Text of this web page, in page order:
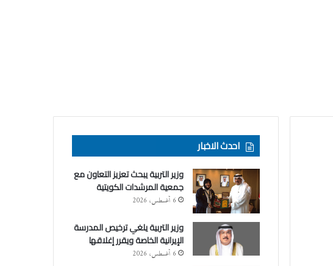
احدث الاخبار
وزير التربية يبحث تعزيز التعاون مع
جمعية المرشدات الكويتية
6 أغسطس، 2026
وزير التربية يلغي ترخيص المدرسة
الإيرانية الخاصة ويقرر إغلاقها
6 أغسطس، 2026